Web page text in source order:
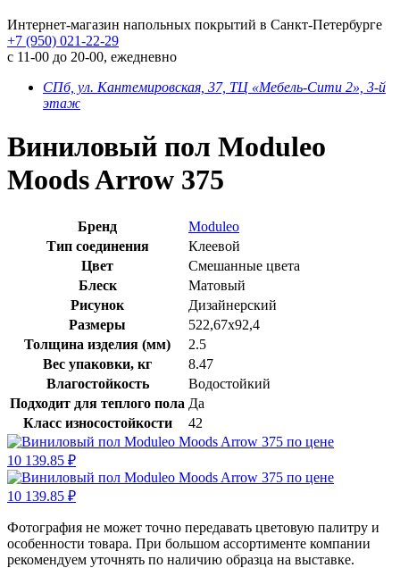
Интернет-магазин напольных покрытий в Санкт-Петербурге
+7 (950) 021-22-29
с 11-00 до 20-00, ежедневно
СПб, ул. Кантемировская, 37, ТЦ «Мебель-Сити 2», 3-й
этаж
Виниловый пол Moduleo
Moods Arrow 375
Бренд
Moduleo
Тип соединения
Клеевой
Цвет
Смешанные цвета
Блеск
Матовый
Рисунок
Дизайнерский
Размеры
522,67х92,4
Толщина изделия (мм)
2.5
Вес упаковки, кг
8.47
Влагостойкость
Водостойкий
Подходит для теплого пола Да
Класс износостойкости
42
Фотография не может точно передавать цветовую палитру и
особенности товара. При большом ассортименте компании
рекомендуем уточнять по наличию образца на выставке.